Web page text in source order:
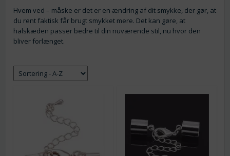
Hvem ved – måske er det er en ændring af dit smykke, der gør, at
du rent faktisk får brugt smykket mere. Det kan gøre, at
halskæden passer bedre til din nuværende stil, nu hvor den
bliver forlænget.